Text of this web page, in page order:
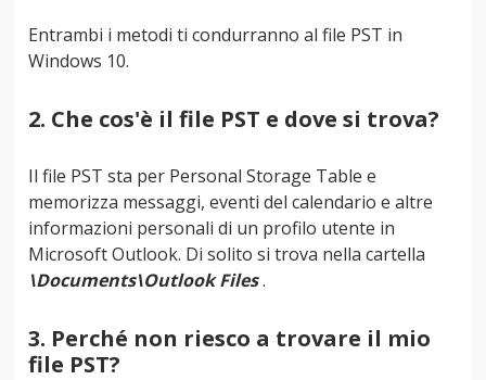
Entrambi i metodi ti condurranno al file PST in
Windows 10.
2. Che cos'è il file PST e dove si trova?
Il file PST sta per Personal Storage Table e
memorizza messaggi, eventi del calendario e altre
informazioni personali di un profilo utente in
Microsoft Outlook. Di solito si trova nella cartella
\Documents\Outlook Files.
3. Perché non riesco a trovare il mio
file PST?